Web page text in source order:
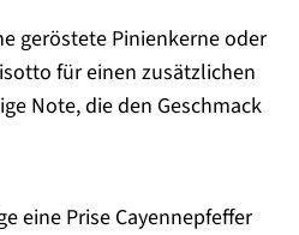
geröstete Pinienkerne oder
für einen zusätzlichen
Note, die den Geschmack
eine Prise Cayennepfeffer